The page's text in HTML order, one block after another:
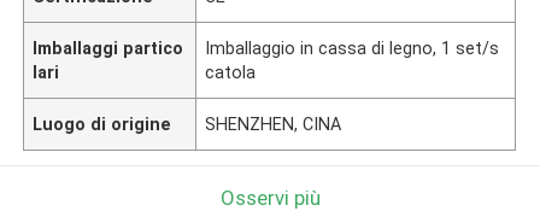
Imballaggi partico
lari
Imballaggio in cassa di legno, 1 set/s
catola
Luogo di origine SHENZHEN, CINA
Osservi più